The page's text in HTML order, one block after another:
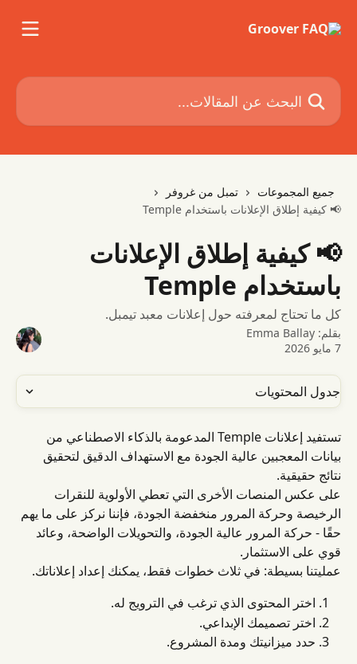
البحث عن المقالات...
جميع المجموعات
تمبل من غروفر
📢 كيفية إطلاق الإعلانات باستخدام Temple
📢 كيفية إطلاق الإعلانات
باستخدام Temple
كل ما تحتاج لمعرفته حول إعلانات معبد تيمبل.
بقلم: Emma Ballay
7 مايو 2026
جدول المحتويات
تستفيد إعلانات Temple المدعومة بالذكاء الاصطناعي من
بيانات المعجبين عالية الجودة مع الاستهداف الدقيق لتحقيق
نتائج حقيقية.
على عكس المنصات الأخرى التي تعطي الأولوية للنقرات
الرخيصة وحركة المرور منخفضة الجودة، فإننا نركز على ما يهم
حقًا - حركة المرور عالية الجودة، والتحويلات الواضحة، وعائد
قوي على الاستثمار.
عمليتنا بسيطة: في ثلاث خطوات فقط، يمكنك إعداد إعلاناتك.
اختر المحتوى الذي ترغب في الترويج له.
اختر تصميمك الإبداعي.
حدد ميزانيتك ومدة المشروع.